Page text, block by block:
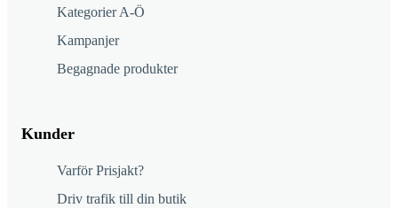
Kategorier A-Ö
Kampanjer
Begagnade produkter
Kunder
Varför Prisjakt?
Driv trafik till din butik